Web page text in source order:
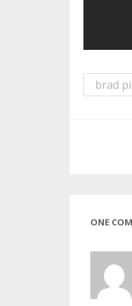
brad
ONE